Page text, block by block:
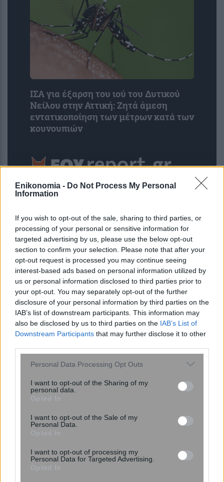
Enikonomia - Do Not Process My Personal
Information
If you wish to opt-out of the sale, sharing to third parties, or
processing of your personal or sensitive information for
targeted advertising by us, please use the below opt-out
section to confirm your selection. Please note that after your
opt-out request is processed you may continue seeing
interest-based ads based on personal information utilized by
us or personal information disclosed to third parties prior to
your opt-out. You may separately opt-out of the further
disclosure of your personal information by third parties on the
IAB’s list of downstream participants. This information may
also be disclosed by us to third parties on the IAB’s List of
Downstream Participants that may further disclose it to other
Please note that this website/app uses one or more Google
not limited to your visit or usage behaviour. You may click to
grant or deny consent to Google and its third-party tags to
consent section.
Personal Data Processing Opt Outs
I want to opt-out of the Sharing of my
personal data.
I want to opt-out of the Sale of my
Personal Data.
I want to opt-out of processing my
Personal Data for Targeted Advertising.
ΙΣΑ για έξαρση του ιού του Δυτικού
Νείλου στην Αττική: Ζητά άμεση
εντατικοποίηση των μέτρων κατά των
κουνουπιών
Νέοι υπέρλεπτοι υπεραγωγοί
ανοίγουν τον δρόμο για μικρότερες
και αποδοτικότερες κβαντικές
συσκευές
λιπαντικό υψηλής απόδοσης